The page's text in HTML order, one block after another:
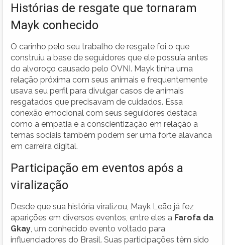
Histórias de resgate que tornaram
Mayk conhecido
O carinho pelo seu trabalho de resgate foi o que
construiu a base de seguidores que ele possuía antes
do alvoroço causado pelo OVNI. Mayk tinha uma
relação próxima com seus animais e frequentemente
usava seu perfil para divulgar casos de animais
resgatados que precisavam de cuidados. Essa
conexão emocional com seus seguidores destaca
como a empatia e a conscientização em relação a
temas sociais também podem ser uma forte alavanca
em carreira digital.
Participação em eventos após a
viralização
Desde que sua história viralizou, Mayk Leão já fez
aparições em diversos eventos, entre eles a Farofa da
Gkay , um conhecido evento voltado para
influenciadores do Brasil. Suas participações têm sido